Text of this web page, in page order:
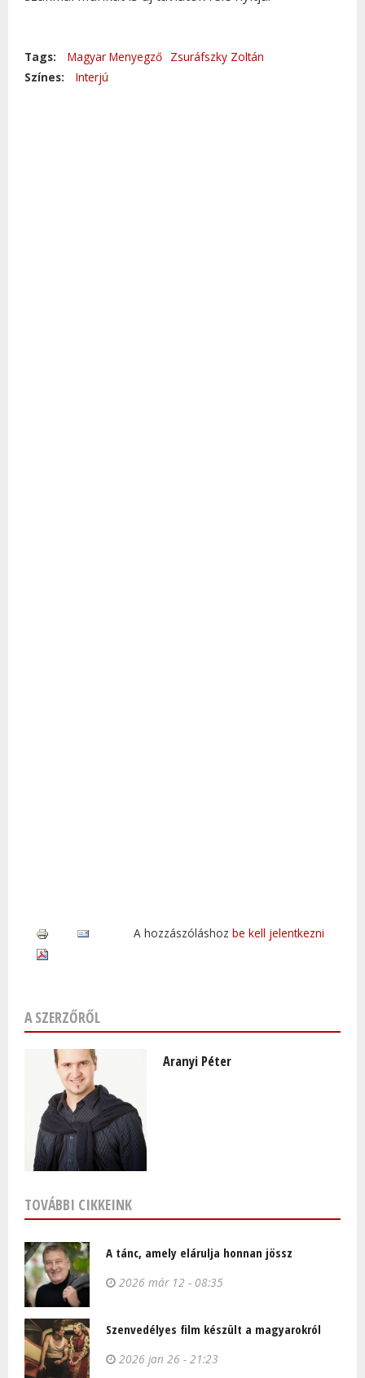
Tags: Magyar Menyegző Zsuráfszky Zoltán
Színes:
Interjú
A hozzászóláshoz be kell jelentkezni
A SZERZŐRŐL
Aranyi Péter
TOVÁBBI CIKKEINK
A tánc, amely elárulja honnan jössz
2026 már 12 - 08:35
Szenvedélyes film készült a magyarokról
2026 jan 26 - 21:23